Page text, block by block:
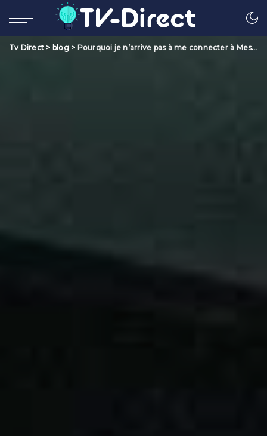
Tv Direct > blog> Pourquoi je n’arrive pas à me connecter à Messenger ?